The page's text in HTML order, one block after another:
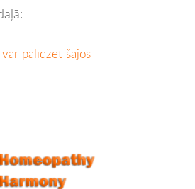
palīdzēt šajos